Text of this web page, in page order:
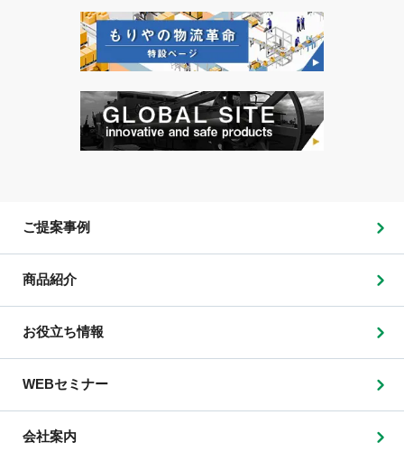
ご提案事例
商品紹介
お役立ち情報
WEBセミナー
会社案内